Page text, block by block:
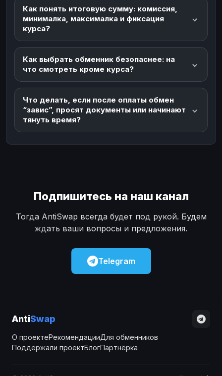
Как понять итоговую сумму: комиссия,
минималка, максималка и фиксация
курса?
Как выбрать обменник безопаснее: на
что смотреть кроме курса?
Что делать, если после оплаты обмен
“завис”, просят документы или начинают
тянуть время?
Подпишитесь на наш канал
Тогда AntiSwap всегда будет под рукой. Будем
ждать ваши вопросы и предложения.
Telegram
AntiSwap
О проектеРекомендацииДля обменников
Поддержали проектБлогПартнёрка